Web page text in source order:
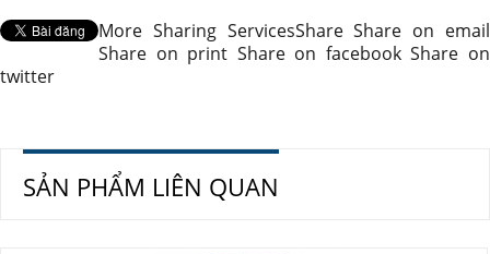
More Sharing ServicesShare Share on email
Share on print Share on facebook Share on
twitter
SẢN PHẨM LIÊN QUAN